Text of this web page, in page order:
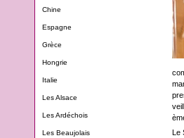
Chine
Espagne
Grèce
Hongrie
Italie
Les Alsace
Les Ardéchois
Les Beaujolais
Le